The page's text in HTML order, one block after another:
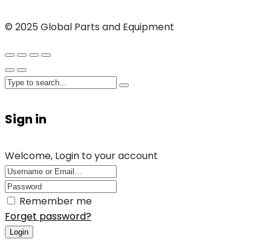
© 2025 Global Parts and Equipment
Sign in
Welcome, Login to your account
Remember me
Forget password?
Login